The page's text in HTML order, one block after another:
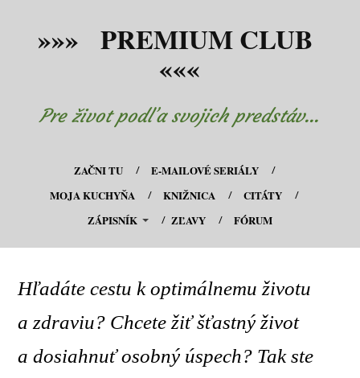
»»» PREMIUM CLUB
«««
Pre život podľa svojich predstáv...
ZAČNI TU
E-MAILOVÉ SERIÁLY
MOJA KUCHYŇA
KNIŽNICA
CITÁTY
ZÁPISNÍK
ZĽAVY FÓRUM
Hľadáte cestu k optimálnemu životu
a zdraviu? Chcete žiť šťastný život
a dosiahnuť osobný úspech? Tak ste